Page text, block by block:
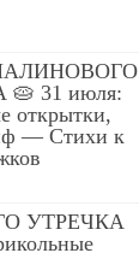
31 июля:
открытки,
— Стихи к
УТРЕЧКА